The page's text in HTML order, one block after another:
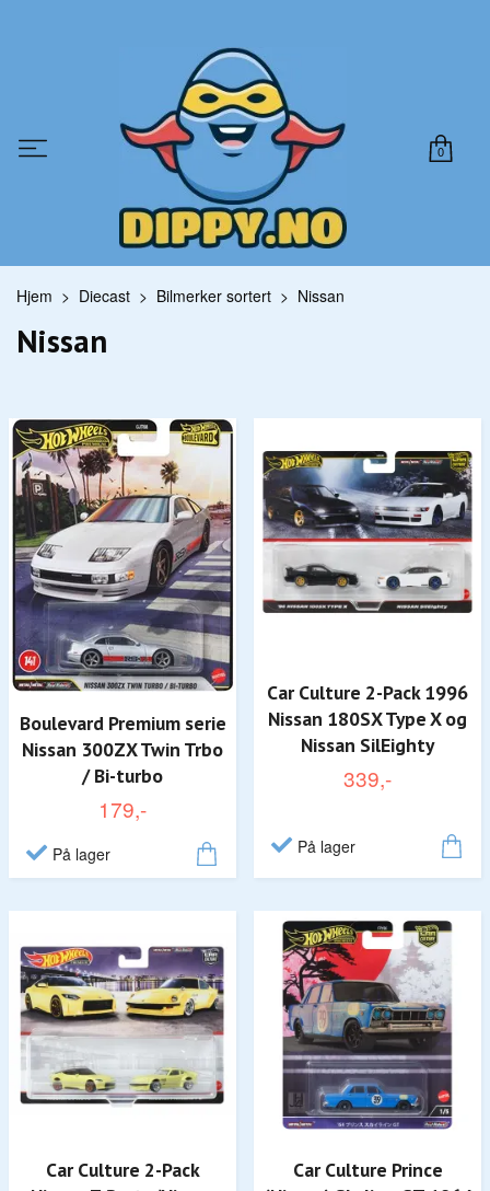
0
Hjem Diecast Bilmerker sortert Nissan
Nissan
Boulevard Premium serie
Nissan 300ZX Twin Trbo
/ Bi-turbo
179,-
På lager
Car Culture 2-Pack 1996
Nissan 180SX Type X og
Nissan SilEighty
339,-
På lager
Car Culture 2-Pack
Car Culture Prince